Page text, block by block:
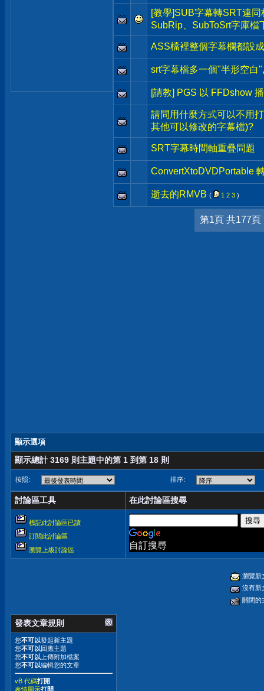
[教學]SUB字幕轉SRT連
SubRip、SubToSrt字庫檔
ASS檔裡整個字幕欄都設
srt字幕檔多一個"半形空白
[請教] PGS 以 FFDshow
請問用什麼方式可以不用
其他可以修改的字幕檔)?
SRT字幕時間軸重疊問題
ConvertXtoDVDPortable
逝去的RMVB ( 1 2 3 )
第1頁 共177頁
顯示選項
顯示總計 3169 則主題中的第 1 到第 18 則
按照: 排序:
討論區工具 在此討論區搜尋
標記此討論區已讀
訂閱此討論區
瀏覽上級討論區
自訂搜尋
瀏覽新
沒有新
關閉的
發表文章規則
您不可以發起新主題
您不可以回應主題
您不可以 上傳附加檔案
您不可以編輯您的文章
vB 代碼打開
表情圖示打開